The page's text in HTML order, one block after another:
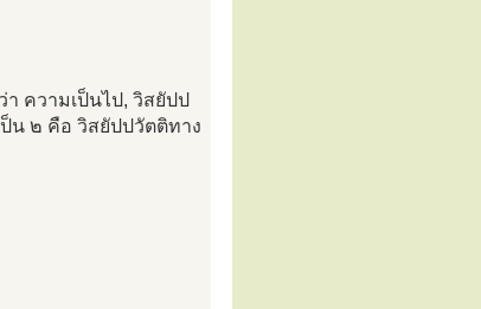
ความเป็นไป, วิสยัปป
น ๒ คือ วิสยัปปวัตติทาง